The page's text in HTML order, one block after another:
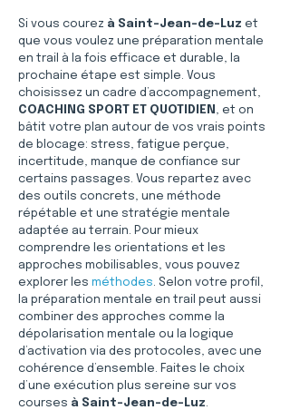
Si vous courez à Saint-Jean-de-Luz et
que vous voulez une préparation mentale
en trail à la fois efficace et durable, la
prochaine étape est simple. Vous
choisissez un cadre d’accompagnement,
COACHING SPORT ET QUOTIDIEN , et on
bâtit votre plan autour de vos vrais points
de blocage: stress, fatigue perçue,
incertitude, manque de confiance sur
certains passages. Vous repartez avec
des outils concrets, une méthode
répétable et une stratégie mentale
adaptée au terrain. Pour mieux
comprendre les orientations et les
approches mobilisables, vous pouvez
explorer les méthodes. Selon votre profil,
la préparation mentale en trail peut aussi
combiner des approches comme la
dépolarisation mentale ou la logique
d’activation via des protocoles, avec une
cohérence d’ensemble. Faites le choix
d’une exécution plus sereine sur vos
courses à Saint-Jean-de-Luz.